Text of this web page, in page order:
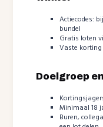
Actiecodes:
bundel
Gratis loten
Vaste
Doelgroep
Minimaal 18
Buren,